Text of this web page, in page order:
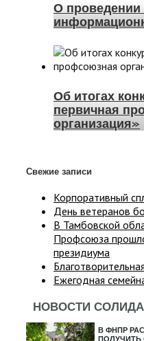
О проведении
Об итогах
первичная
организация»
Свежие записи
Корпоративный
День ветеранов
В Тамбовской
Профсоюза
президиума
Ежегодная
НОВОСТИ
В ФНПР
ПОЛУЧИТЬ